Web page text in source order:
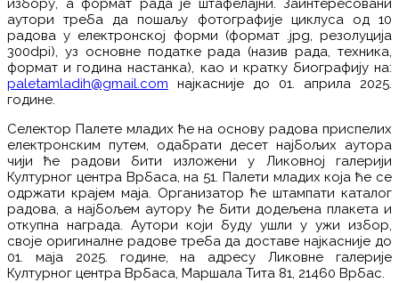
избору, а формат рада је штафелајни. Заинтересовани
аутори треба да пошаљу фотографије циклуса од 10
радова у електронској форми (формат .jpg, резолуција
300dpi), уз основне податке рада (назив рада, техника,
формат и година настанка), као и кратку биографију на:
paletamladih@gmail.com најкасније до 01. априла 2025.
године.
Селектор Палете младих ће на основу радова приспелих
електронским путем, одабрати десет најбољих аутора
чији ће радови бити изложени у Ликовној галерији
Културног центра Врбаса, на 51. Палети младих која ће се
одржати крајем маја. Организатор ће штампати каталог
радова, а најбољем аутору ће бити додељена плакета и
откупна награда. Аутори који буду ушли у ужи избор,
своје оригиналне радове треба да доставе најкасније до
01. маја 2025. године, на адресу Ликовне галерије
Културног центра Врбаса, Маршала Тита 81, 21460 Врбас.